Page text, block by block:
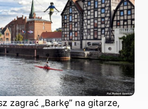
zagrać „Barkę” na gitarze,